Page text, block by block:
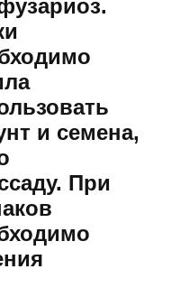
и семена,
При